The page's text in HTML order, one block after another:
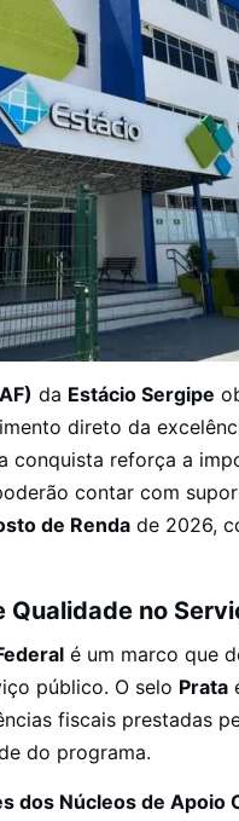
da Estácio Sergipe
direto da
conquista reforça a
contar com
de Renda de 2026,
no
é um marco que
público. O selo Prata
fiscais prestadas
do programa.
dos Núcleos de Apoio